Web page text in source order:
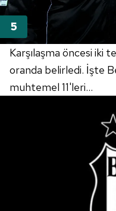
Karşılaşma öncesi iki
oranda belirledi. İşte
muhtemel 11'leri...